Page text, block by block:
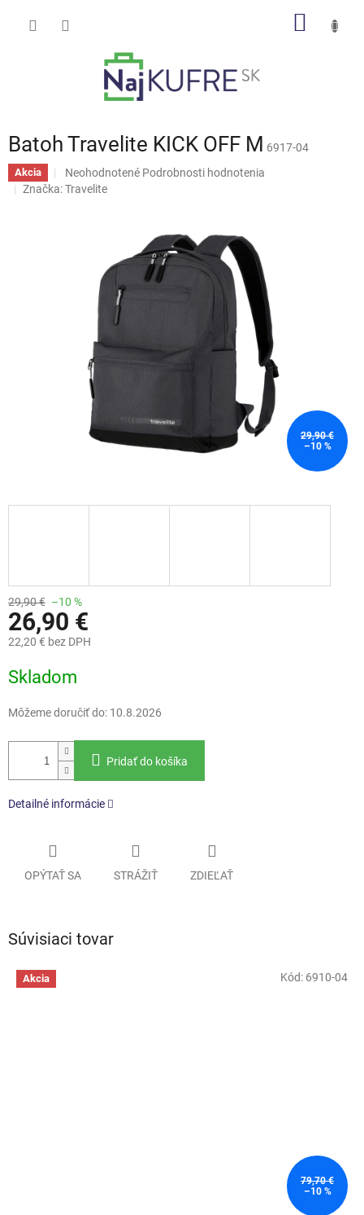
Batoh Travelite KICK OFF M 6917-04
Akcia
Priemerné
hodnotenie
hviezdičiek.
Neohodnotené Podrobnosti hodnotenia
Značka:Travelite
29,90 €
–10 %
29,90 € –10 %
26,90 €
22,20 € bez DPH
cena:
Skladom
Môžeme doručiť do: 10.8.2026
Pridať do košíka
Detailné informácie
OPÝTAŤ SA STRÁŽIŤ ZDIEĽAŤ
Súvisiaci tovar
Akcia
79,70 €
–10 %
Kód: 6910-04